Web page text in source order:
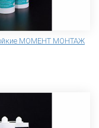
МОМЕНТ МОНТАЖ